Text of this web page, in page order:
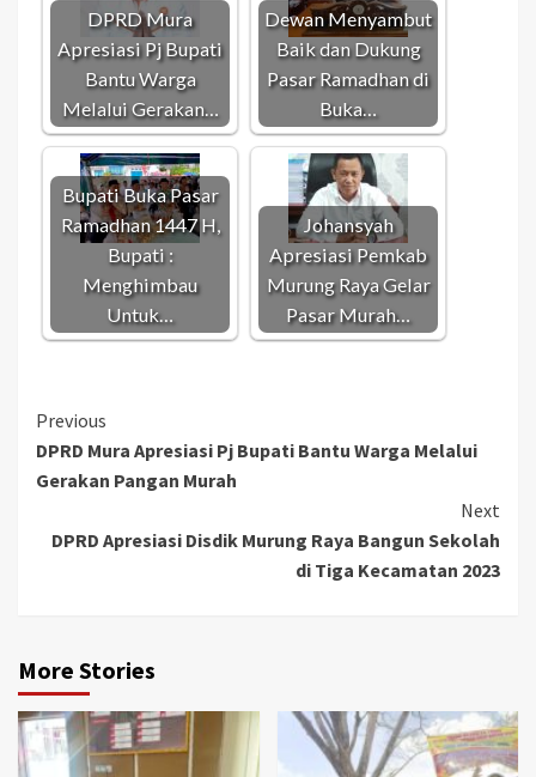
DPRD Mura
Apresiasi Pj Bupati
Bantu Warga
Melalui Gerakan…
Dewan Menyambut
Baik dan Dukung
Pasar Ramadhan di
Buka…
Bupati Buka Pasar
Ramadhan 1447 H,
Bupati :
Menghimbau
Untuk…
Johansyah
Apresiasi Pemkab
Murung Raya Gelar
Pasar Murah…
Continue
Reading
Previous
DPRD Mura Apresiasi Pj Bupati Bantu Warga Melalui
Gerakan Pangan Murah
Next
DPRD Apresiasi Disdik Murung Raya Bangun Sekolah
di Tiga Kecamatan 2023
More Stories